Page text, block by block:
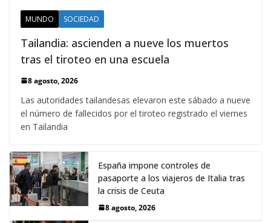
MUNDO SOCIEDAD
Tailandia: ascienden a nueve los muertos
tras el tiroteo en una escuela
8 agosto, 2026
Las autoridades tailandesas elevaron este sábado a nueve
el número de fallecidos por el tiroteo registrado el viernes
en Tailandia
España impone controles de
pasaporte a los viajeros de Italia tras
la crisis de Ceuta
8 agosto, 2026